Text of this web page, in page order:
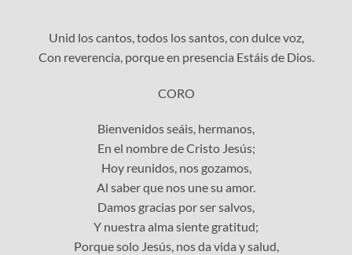
Unid los cantos, todos los santos, con dulce voz,
Con reverencia, porque en presencia Estáis de Dios.
CORO
Bienvenidos seáis, hermanos,
En el nombre de Cristo Jesús;
Hoy reunidos, nos gozamos,
Al saber que nos une su amor.
Damos gracias por ser salvos,
Y nuestra alma siente gratitud;
Porque solo Jesús, nos da vida y salud,